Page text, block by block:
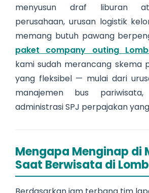
menyusun draf liburan
perusahaan, urusan logistik
memang butuh pawang
paket company outing
kami sudah merancang skema
yang fleksibel — mulai dari
manajemen bus
administrasi SPJ perpajakan
Mengapa Menginap di
Saat Berwisata di